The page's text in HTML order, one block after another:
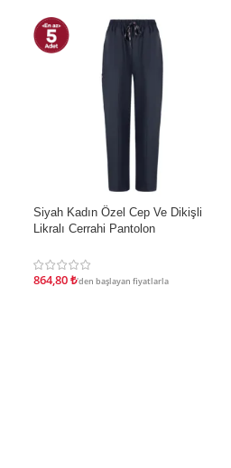
İNDIRIM
Siyah Kadın Özel Cep Ve Dikişli
Likralı Cerrahi Pantolon
864,80₺'den başlayan fiyatlarla